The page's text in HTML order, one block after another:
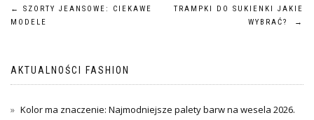
Nawigacja
←
SZORTY JEANSOWE: CIEKAWE
MODELE
TRAMPKI DO SUKIENKI JAKIE
WYBRAĆ?
→
AKTUALNOŚCI FASHION
Kolor ma znaczenie: Najmodniejsze palety barw na wesela 2026.